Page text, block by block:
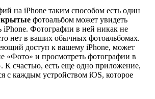
на iPhone таким способом есть один
фотоальбом может увидеть
iPhone. Фотографии в ней никак не
нет в ваших обычных фотоальбомах.
доступ к вашему iPhone, может
«Фото» и просмотреть фотографии в
К счастью, есть еще одно приложение,
с каждым устройством iOS, которое